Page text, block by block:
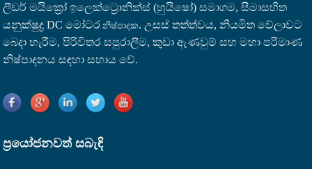
ලීඩර් මයික්‍රෝ ඉලෙක්ට්‍රොනික්ස් (හුයිෂෝ) සමාගම, සීමාසහිත
යනුක්ෂුද්‍ර DC මෝටර නිෂ්පාදක. උසස් තත්ත්වය, නියමිත වේලාවට
බෙදා හැරීම, පිරිවිතර සපුරාලීම, කුඩා ඇණවුම් සහ මහා පරිමාණ
නිෂ්පාදනය සඳහා සහාය වේ.
ප්‍රයෝජනවත් සබැඳි